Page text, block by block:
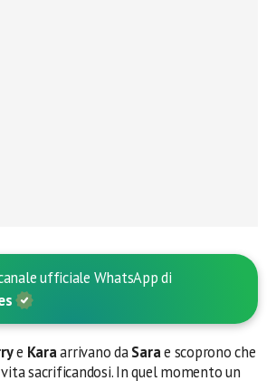
ufficiale WhatsApp di
e Karaarrivano daSarae scoprono che
sacrificandosi. In quel momento un